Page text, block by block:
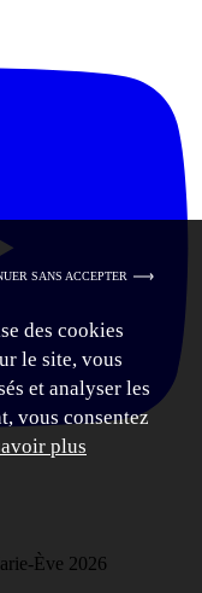
SANS ACCEPTER
des cookies
le site, vous
et analyser les
vous consentez
plus
Ève 2026